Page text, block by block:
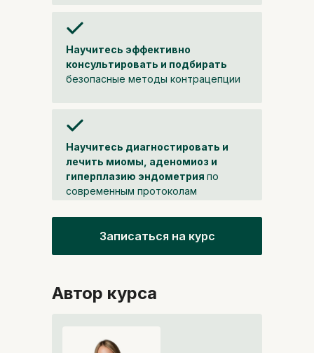
Научитесь эффективно
консультировать и подбирать
безопасные методы контрацепции
Научитесь диагностировать и
лечить миомы, аденомиоз и
гиперплазию эндометрия по
современным протоколам
Записаться на курс
Автор курса
Резидент Сколково, аккредитованная
ИТ-компания
Более 20 программ по
специальностям, soft skills и развитию
карьеры
Обучение по международным